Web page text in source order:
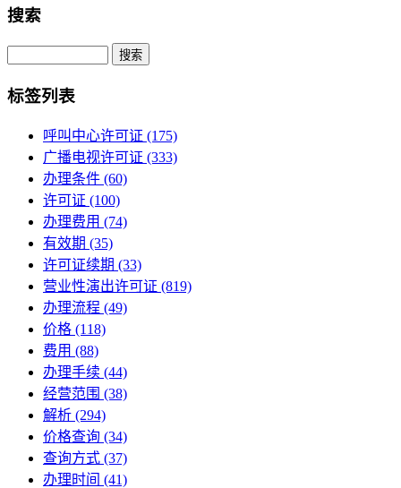
搜索
Search
标签列表
呼叫中心许可证 (175)
广播电视许可证 (333)
办理条件 (60)
许可证 (100)
办理费用 (74)
有效期 (35)
许可证续期 (33)
营业性演出许可证 (819)
办理流程 (49)
价格 (118)
费用 (88)
办理手续 (44)
经营范围 (38)
解析 (294)
价格查询 (34)
查询方式 (37)
办理时间 (41)